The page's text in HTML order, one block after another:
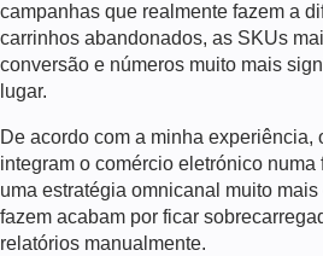
campanhas que realmente fazem a
carrinhos abandonados, as SKUs
conversão e números muito mais
lugar.
De acordo com a minha experiência,
integram o comércio eletrónico
uma estratégia omnicanal muito
fazem acabam por ficar
relatórios manualmente.